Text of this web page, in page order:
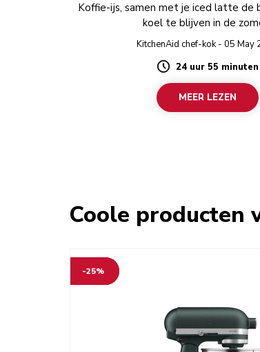
Koffie-ijs, samen met je iced latte de
koel te blijven in de
KitchenAid chef-kok - 05 May
Duration
24 uur 55 minuten
MEER LEZEN
Coole producten
-25%